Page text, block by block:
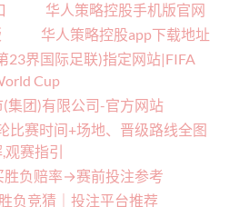
华人策略控股手机版官网
华人策略控股app下载地址
23界国际足联)指定网站|FIFA
Cup
(集团)有限公司-官方网站
比赛时间+场地、晋级路线全图
观赛指引
胜负赔率→赛前投注参考
负竞猜｜投注平台推荐